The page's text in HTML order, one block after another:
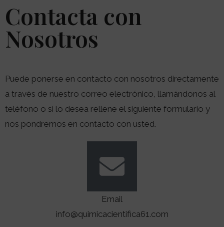
Contacta con
Nosotros
Puede ponerse en contacto con nosotros directamente
a través de nuestro correo electrónico, llamándonos al
teléfono o si lo desea rellene el siguiente formulario y
nos pondremos en contacto con usted.
Email
info@quimicacientifica61.com